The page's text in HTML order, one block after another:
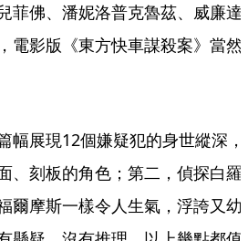
菲佛、潘妮洛普克魯茲、威廉達
電影版《東方快車謀殺案》當然
幅展現12個嫌疑犯的身世縱深，
、刻板的角色；第二，偵探白羅
爾摩斯一樣令人生氣，浮誇又幼